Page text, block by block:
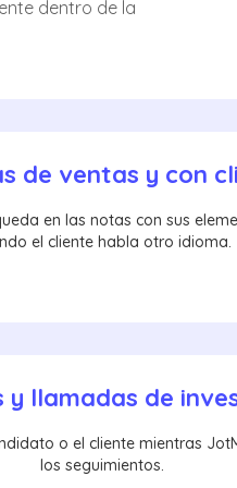
dentro de la
de ventas y con
en las notas con sus
el cliente habla otro idioma.
y llamadas de
o el cliente mientras
los seguimientos.